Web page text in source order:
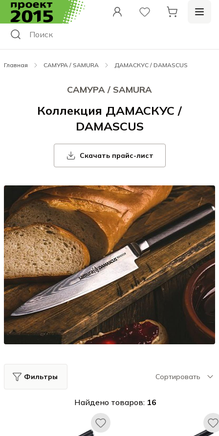
Главная САМУРА / SAMURA ДАМАСКУС / DAMASCUS
САМУРА / SAMURA
Коллекция ДАМАСКУС /
DAMASCUS
Скачать прайс-лист
Фильтры Сортировать
Найдено товаров: 16